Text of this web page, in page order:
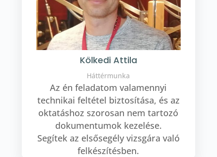
Kölkedi Attila
Háttérmunka
Az én feladatom valamennyi
technikai feltétel biztosítása, és az
oktatáshoz szorosan nem tartozó
dokumentumok kezelése.
Segítek az elsősegély vizsgára való
felkészítésben.